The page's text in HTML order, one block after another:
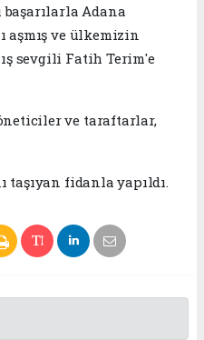
Adana
aşmış ve ülkemizin
sevgili Fatih Terim'e
ve taraftarlar,
taşıyan fidanla yapıldı.